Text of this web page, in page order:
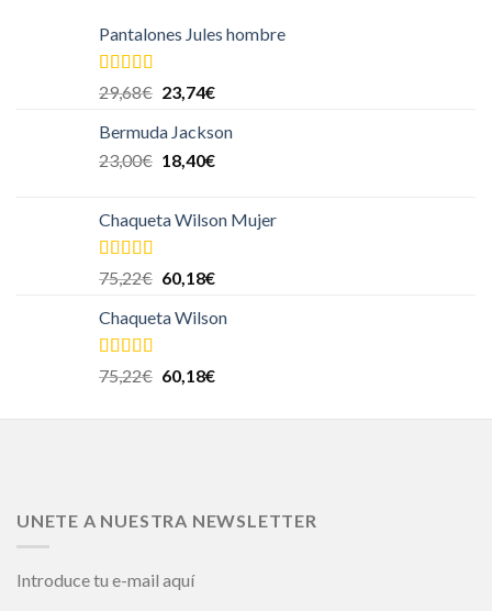
Pantalones Jules hombre
Valorado en
5.00
29,68€ 23,74€
Bermuda Jackson
23,00€ 18,40€
Chaqueta Wilson Mujer
Valorado en
5.00
75,22€ 60,18€
Chaqueta Wilson
Valorado en
5.00
75,22€ 60,18€
UNETE A NUESTRA NEWSLETTER
Introduce tu e-mail aquí